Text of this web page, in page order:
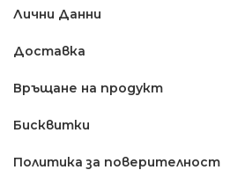
Лични Данни
Доставкa
Връщане на продукт
Бисквитки
Политика за поверителност